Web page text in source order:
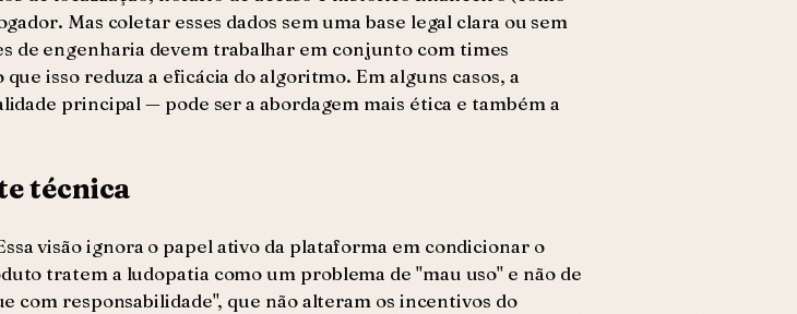
Mas coletar esses dados sem uma base legal clara ou sem
de engenharia devem trabalhar em conjunto com times
isso reduza a eficácia do algoritmo. Em alguns casos, a
principal — pode ser a abordagem mais ética e também a
técnica
visão ignora o papel ativo da plataforma em condicionar o
tratem a ludopatia como um problema de "mau uso" e não de
com responsabilidade", que não alteram os incentivos do